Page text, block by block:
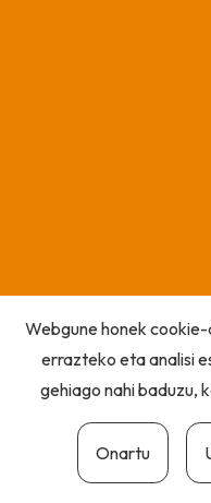
Webgune honek
errazteko eta analisi
gehiago nahi baduzu,
Onartu